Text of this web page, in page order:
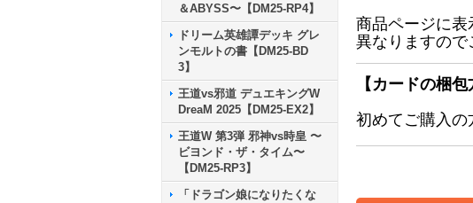
＆ABYSS〜【DM25-RP4】
ドリーム英雄譚デッキ グレ
ンモルトの書【DM25-BD
3】
王道vs邪道 デュエキングW
DreaM 2025【DM25-EX2】
王道W 第3弾 邪神vs時皇 〜
ビヨンド・ザ・タイム〜
【DM25-RP3】
「ドラゴン娘になりたくな
商品ページに表
異なりますので
【カードの梱包
初めてご購入の